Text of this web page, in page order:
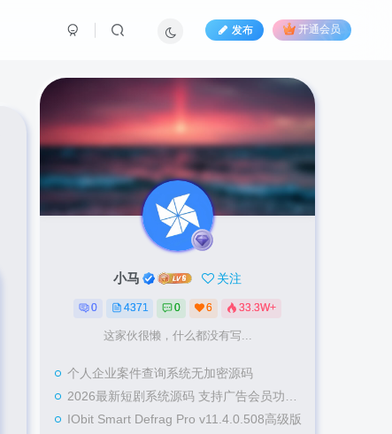
发布 开通会员
小马 关注
0 4371 0 6 33.3W+
这家伙很懒，什么都没有写...
个人企业案件查询系统无加密源码
2026最新短剧系统源码 支持广告会员功能齐全短剧源码
IObit Smart Defrag Pro v11.4.0.508高级版